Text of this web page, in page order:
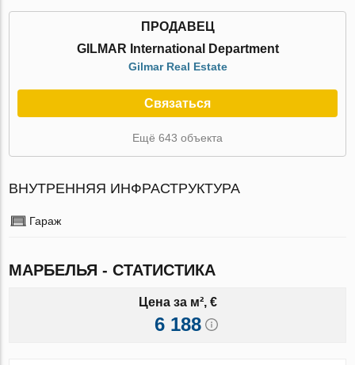
ПРОДАВЕЦ
GILMAR International Department
Gilmar Real Estate
Связаться
Ещё 643 объекта
ВНУТРЕННЯЯ ИНФРАСТРУКТУРА
Гараж
МАРБЕЛЬЯ - СТАТИСТИКА
Цена за м², €
6 188